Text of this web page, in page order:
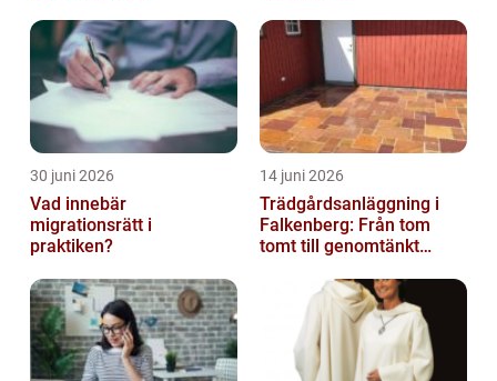
30 juni 2026
Vad innebär
migrationsrätt i
praktiken?
14 juni 2026
Trädgårdsanläggning i
Falkenberg: Från tom
tomt till genomtänkt